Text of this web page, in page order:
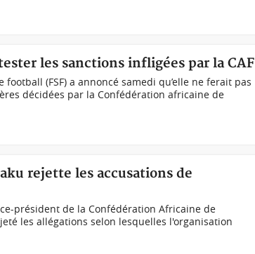
les sanctions infligées par la CAF
(FSF) a annoncé samedi qu’elle ne ferait pas
décidées par la Confédération africaine de
rejette les accusations de
président de la Confédération Africaine de
les allégations selon lesquelles l'organisation